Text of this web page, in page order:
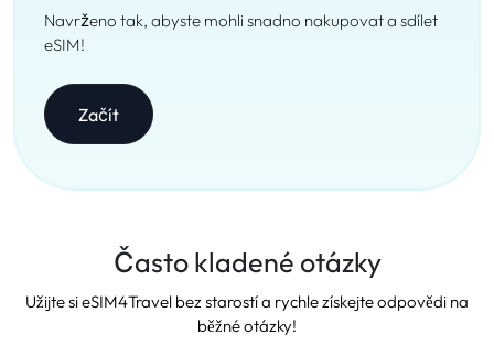
Navrženo tak, abyste mohli snadno nakupovat a sdílet
eSIM!
Začít
Často kladené otázky
Užijte si eSIM4Travel bez starostí a rychle získejte odpovědi na
běžné otázky!